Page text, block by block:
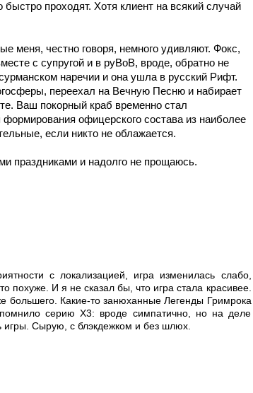
проходят. Хотя клиент на всякий случай
меня, честно говоря, немного удивляют. Фокс,
с супругой и в руВоВ, вроде, обратно не
наречии и она ушла в русский Рифт.
переехал на Вечную Песню и набирает
Ваш покорный краб временно стал
офицерского состава из наиболее
если никто не облажается.
праздниками и надолго не прощаюсь.
с локализацией, игра изменилась слабо,
похуже. И я не сказал бы, что игра стала красивее.
большего. Какие-то занюханные Легенды Гримрока
серию Х3: вроде симпатично, но на деле
игры. Сырую, с блэкдежком и без шлюх.